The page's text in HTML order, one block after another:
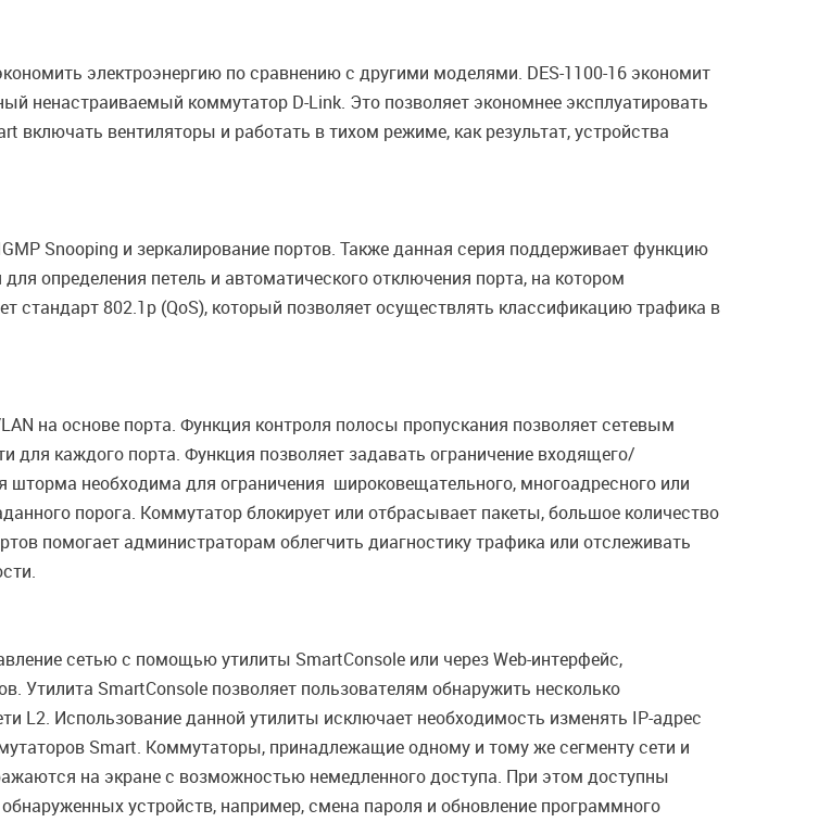
электроэнергию по сравнению с другими моделями. DES-1100-16 экономит
ненастраиваемый коммутатор D-Link. Это позволяет экономнее эксплуатировать
включать вентиляторы и работать в тихом режиме, как результат, устройства
Snooping и зеркалирование портов. Также данная серия поддерживает функцию
определения петель и автоматического отключения порта, на котором
стандарт 802.1p (QoS), который позволяет осуществлять классификацию трафика в
на основе порта. Функция контроля полосы пропускания позволяет сетевым
для каждого порта. Функция позволяет задавать ограничение входящего/
необходима для ограничения широковещательного, многоадресного или
порога. Коммутатор блокирует или отбрасывает пакеты, большое количество
помогает администраторам облегчить диагностику трафика или отслеживать
сетью с помощью утилиты SmartConsole или через Web-интерфейс,
Утилита SmartConsole позволяет пользователям обнаружить несколько
L2. Использование данной утилиты исключает необходимость изменять IP-адрес
Smart. Коммутаторы, принадлежащие одному и тому же сегменту сети и
на экране с возможностью немедленного доступа. При этом доступны
устройств, например, смена пароля и обновление программного